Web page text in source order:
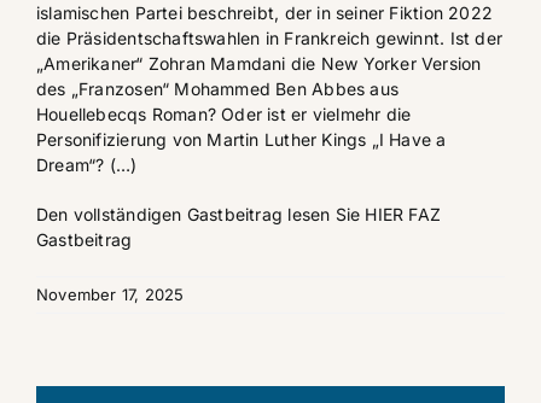
islamischen Partei beschreibt, der in seiner Fiktion 2022
die Präsidentschaftswahlen in Frankreich gewinnt. Ist der
„Amerikaner“ Zohran Mamdani die New Yorker Version
des „Franzosen“ Mohammed Ben Abbes aus
Houellebecqs Roman? Oder ist er vielmehr die
Personifizierung von Martin Luther Kings „I Have a
Dream“? (…)
Den vollständigen Gastbeitrag lesen Sie HIER FAZ
Gastbeitrag
November 17, 2025